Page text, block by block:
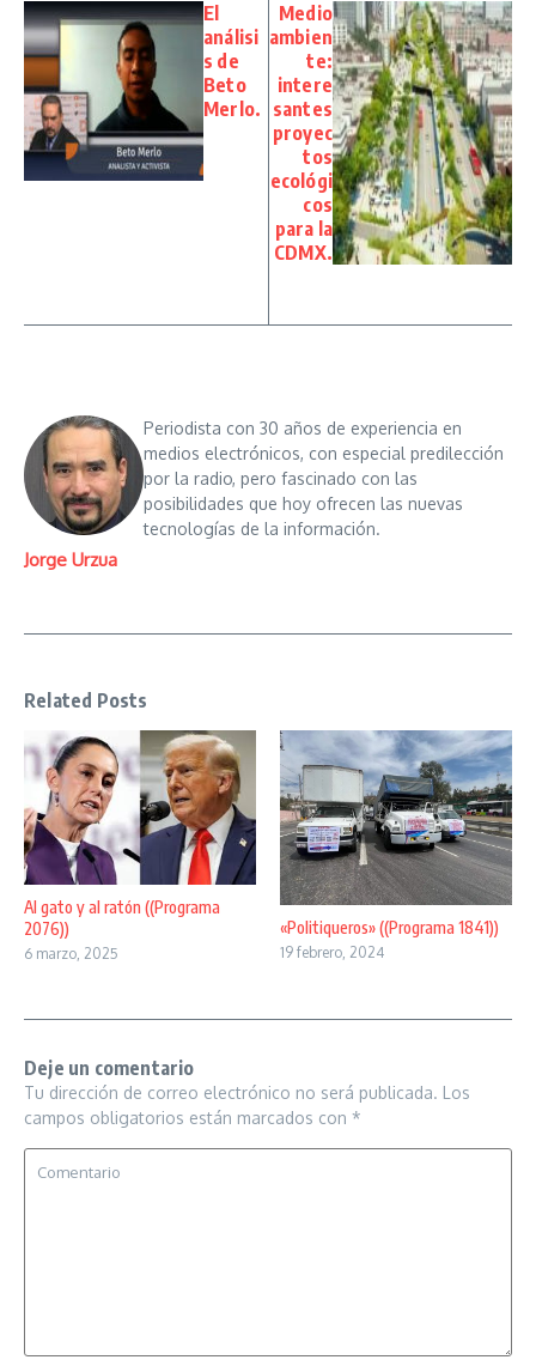
El
análisi
s de
Beto
Merlo.
Medio
ambien
te:
intere
santes
proyec
tos
ecológi
cos
para la
CDMX.
Jorge Urzua
Periodista con 30 años de experiencia en
medios electrónicos, con especial predilección
por la radio, pero fascinado con las
posibilidades que hoy ofrecen las nuevas
tecnologías de la información.
Related Posts
Al gato y al ratón ((Programa
2076))
6 marzo, 2025
«Politiqueros» ((Programa 1841))
19 febrero, 2024
Deje un comentario
Tu dirección de correo electrónico no será publicada. Los
campos obligatorios están marcados con *